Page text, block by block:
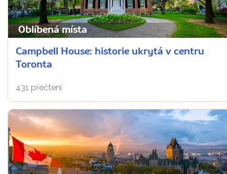
Oblíbená místa
Campbell House: historie ukrytá v centru
Toronta
431 přečtení